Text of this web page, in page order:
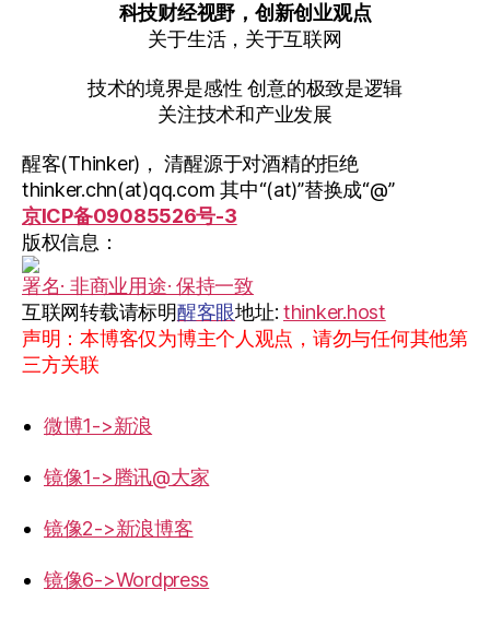
科技财经视野，创新创业观点
关于生活，关于互联网
技术的境界是感性 创意的极致是逻辑
关注技术和产业发展
醒客(Thinker)， 清醒源于对酒精的拒绝
thinker.chn(at)qq.com 其中“(at)”替换成“@”
京ICP备09085526号-3
版权信息：
署名· 非商业用途· 保持一致
互联网转载请标明醒客眼地址: thinker.host
声明：本博客仅为博主个人观点，请勿与任何其他第
三方关联
微博1->新浪
镜像1->腾讯@大家
镜像2->新浪博客
镜像6->Wordpress